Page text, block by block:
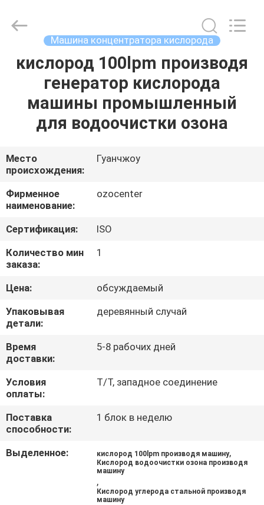
ДОМ
ПРОДУКТЫ
НАС
ПУТЕШЕСТВИЕ
ФАБРИКИ
ПРОВЕРКА
КАЧЕСТВА
СВЯЖИТЕСЬ
МЫ
НОВОСТИ
САЙТА
Rights
Машина концентратора кислорода
кислород 100lpm производя
генератор кислорода
машины промышленный
для водоочистки озона
Место
происхождения:
Гуанчжоу
Фирменное
наименование:
ozocenter
Сертификация:
ISO
Количество мин
заказа:
1
Цена:
обсуждаемый
Упаковывая
детали:
деревянный случай
Время
доставки:
5-8 рабочих дней
Условия
оплаты:
T/T, западное соединение
Поставка
способности:
1 блок в неделю
Выделенное: кислород 100lpm производя машину,
Кислород водоочистки озона производя
машину
,
Кислород углерода стальной производя
машину